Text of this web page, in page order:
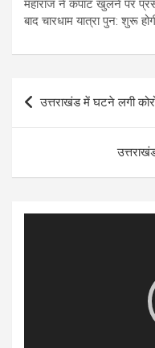
महाराज ने कपाट खुलने पर
बाद चारधाम यात्रा पुन: शुरू
Post
navigation
उत्तराखंड में घटने लगी